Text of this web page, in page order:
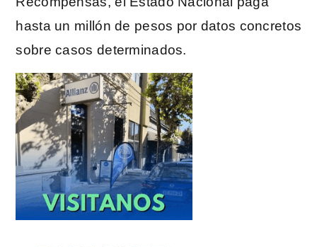
hasta un millón de pesos por datos concretos
sobre casos determinados.